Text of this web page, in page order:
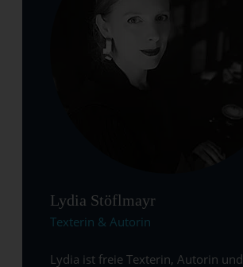
Lydia Stöflmayr
Texterin & Autorin
Lydia ist freie Texterin, Autorin und